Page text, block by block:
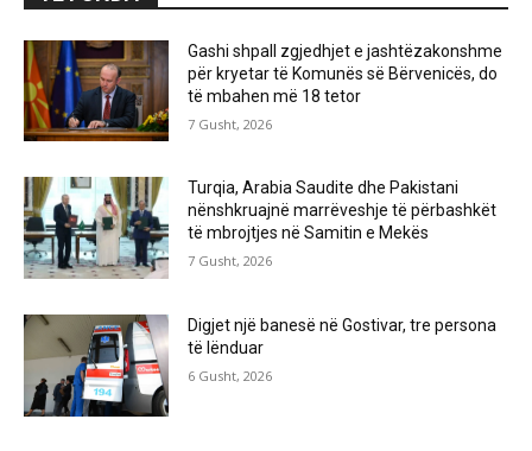
Gashi shpall zgjedhjet e jashtëzakonshme
për kryetar të Komunës së Bërvenicës, do
të mbahen më 18 tetor
7 Gusht, 2026
Turqia, Arabia Saudite dhe Pakistani
nënshkruajnë marrëveshje të përbashkët
të mbrojtjes në Samitin e Mekës
7 Gusht, 2026
Digjet një banesë në Gostivar, tre persona
të lënduar
6 Gusht, 2026